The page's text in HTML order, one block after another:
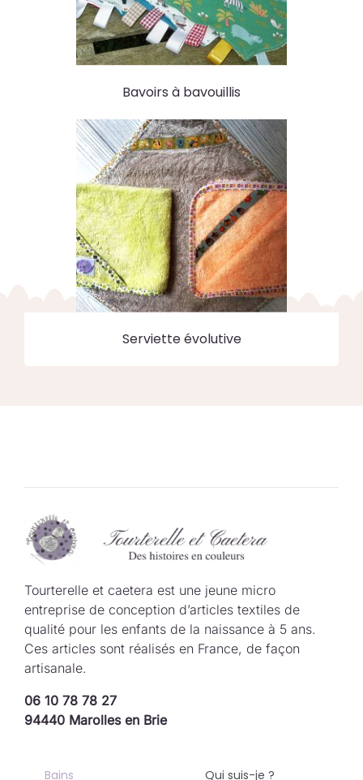
Bavoirs à bavouillis
Serviette évolutive
Tourterelle et caetera est une jeune micro
entreprise de conception d’articles textiles de
qualité pour les enfants de la naissance à 5 ans.
Ces articles sont réalisés en France, de façon
artisanale.
06 10 78 78 27
94440 Marolles en Brie
Bains Qui suis-je ?